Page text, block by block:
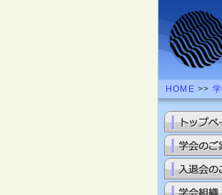
HOME >>